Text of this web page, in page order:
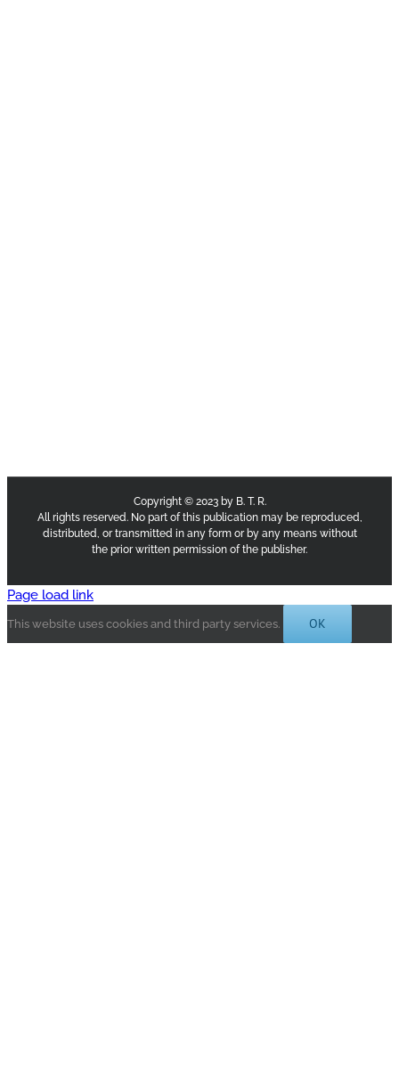
Copyright © 2023 by B. T. R.
All rights reserved. No part of this publication may be reproduced,
distributed, or transmitted in any form or by any means without
the prior written permission of the publisher.
Page load link
This website uses cookies and third party services. OK